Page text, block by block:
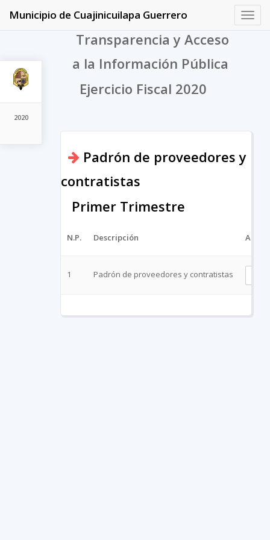
2020
Municipio de Cuajinicuilapa Guerrero
Transparencia y Acceso
a la Información Pública
Ejercicio Fiscal 2020
Padrón de proveedores y
contratistas
Primer Trimestre
N.P. Descripción
1 Padrón de proveedores y contratistas